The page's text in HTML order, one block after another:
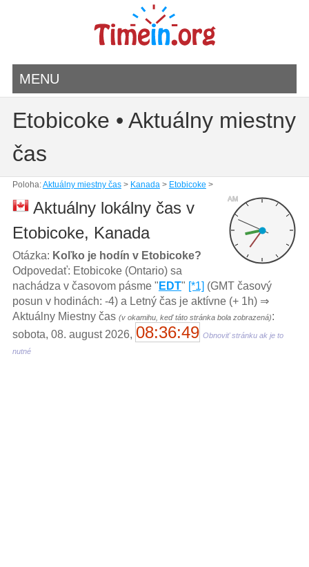
MENU
Etobicoke • Aktuálny miestny
čas
Poloha:Aktuálny miestny čas> Kanada> Etobicoke >
AM
Aktuálny lokálny čas v
Etobicoke, Kanada
Otázka: Koľko je hodín v Etobicoke?
Odpovedať: Etobicoke (Ontario) sa
nachádza v časovom pásme " EDT" [*1] (GMT časový
posun v hodinách: -4) a Letný čas je aktívne (+ 1h) ⇒
Aktuálny Miestny čas (v okamihu, keď táto stránka bola zobrazená):
sobota, 08. august 2026, 08:36:49 Obnoviť stránku ak je to
nutné